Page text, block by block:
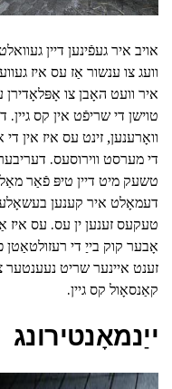
אויב איר געפֿינען דיין
וועג צו ענשור אַז עס איז
איר וועט האָבן צו אָפּלאָדירן
טוישן די שריפֿט אין קס גיין.
וואָרענען, זינט עס איז אין
די מערסט ווירוסעס.
טשעק מיט דיין טיפּ פֿאַר
דעמאָלט איר קענען
טעקעס זענען ין עס. עס איז
אָבער קוק בייַ די רעזולטאַטן
זענט איינער שריט נעענטער
קאַנסאָול קס גיין.
ייַנמאָנטירונג